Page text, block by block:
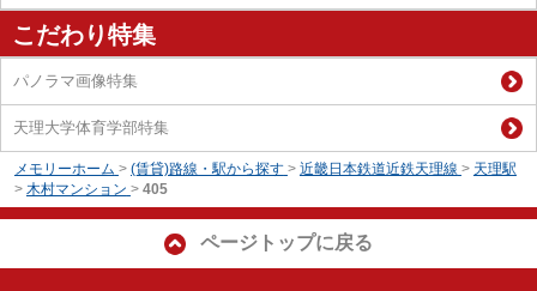
こだわり特集
パノラマ画像特集
天理大学体育学部特集
メモリーホーム > (賃貸)路線・駅から探す > 近畿日本鉄道近鉄天理線 > 天理駅
> 木村マンション > 405
ページトップに戻る